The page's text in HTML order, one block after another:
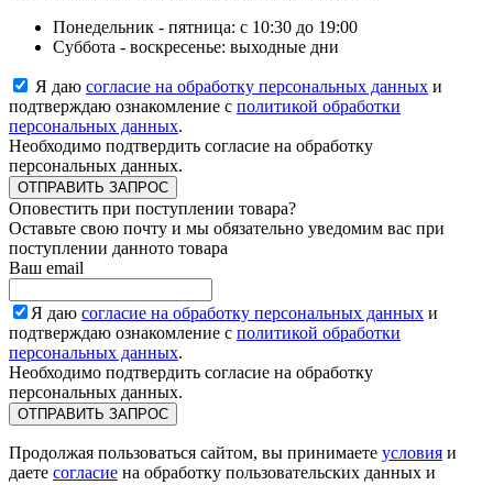
Понедельник - пятница: с 10:30 до 19:00
Суббота - воскресенье: выходные дни
Я даю согласие на обработку персональных данных и
подтверждаю ознакомление с политикой обработки
персональных данных.
Необходимо подтвердить согласие на обработку
персональных данных.
ОТПРАВИТЬ ЗАПРОС
Оповестить при поступлении товара?
Оставьте свою почту и мы обязательно уведомим вас при
поступлении данното товара
Ваш email
Я даю согласие на обработку персональных данных и
подтверждаю ознакомление с политикой обработки
персональных данных.
Необходимо подтвердить согласие на обработку
персональных данных.
ОТПРАВИТЬ ЗАПРОС
Продолжая пользоваться сайтом, вы принимаете условия и
даете согласие на обработку пользовательских данных и